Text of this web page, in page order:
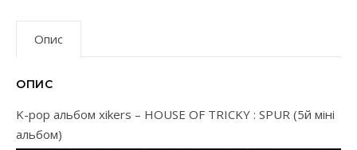
Опис
ОПИС
K-pop альбом xikers – HOUSE OF TRICKY : SPUR (5й міні
альбом)